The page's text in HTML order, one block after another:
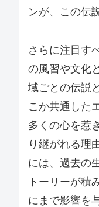
ンが、この伝
さらに注目す
の風習や文化
域ごとの伝説
こか共通した
多くの心を惹
り継がれる理
には、過去の
トーリーが積
にまで影響を